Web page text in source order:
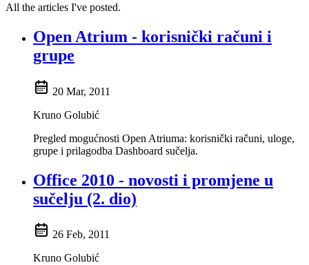
All the articles I've posted.
Open Atrium - korisnički računi i
grupe
20 Mar, 2011
Kruno Golubić
Pregled mogućnosti Open Atriuma: korisnički računi, uloge,
grupe i prilagodba Dashboard sučelja.
Office 2010 - novosti i promjene u
sučelju (2. dio)
26 Feb, 2011
Kruno Golubić